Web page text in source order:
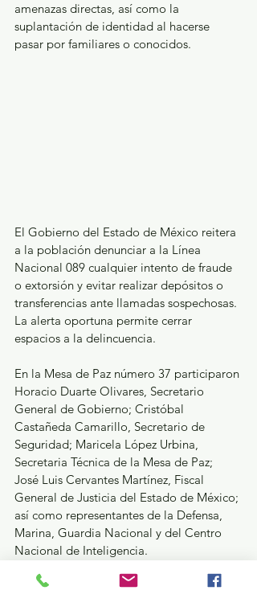
amenazas directas, así como la
suplantación de identidad al hacerse
pasar por familiares o conocidos.
El Gobierno del Estado de México reitera
a la población denunciar a la Línea
Nacional 089 cualquier intento de fraude
o extorsión y evitar realizar depósitos o
transferencias ante llamadas sospechosas.
La alerta oportuna permite cerrar
espacios a la delincuencia.
En la Mesa de Paz número 37 participaron
Horacio Duarte Olivares, Secretario
General de Gobierno; Cristóbal
Castañeda Camarillo, Secretario de
Seguridad; Maricela López Urbina,
Secretaria Técnica de la Mesa de Paz;
José Luis Cervantes Martínez, Fiscal
General de Justicia del Estado de México;
así como representantes de la Defensa,
Marina, Guardia Nacional y del Centro
Nacional de Inteligencia.